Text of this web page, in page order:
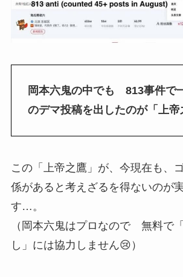
岡本六鬼の中でも 813事件で
のデマ投稿を出したのが「上
この「上帝之鷹」が、今現在も、
係があると考えざるを得ないのが
す…。
（岡本六鬼はプロなので 無料で
し」には協力しません😢）